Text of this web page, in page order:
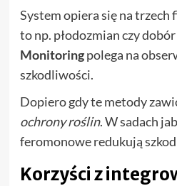
System opiera się na trzech
to np. płodozmian czy
Monitoringpolega na
szkodliwości.
Dopiero gdy te metody
ochrony roślin. W sadach
feromonowe redukują
Korzyści z